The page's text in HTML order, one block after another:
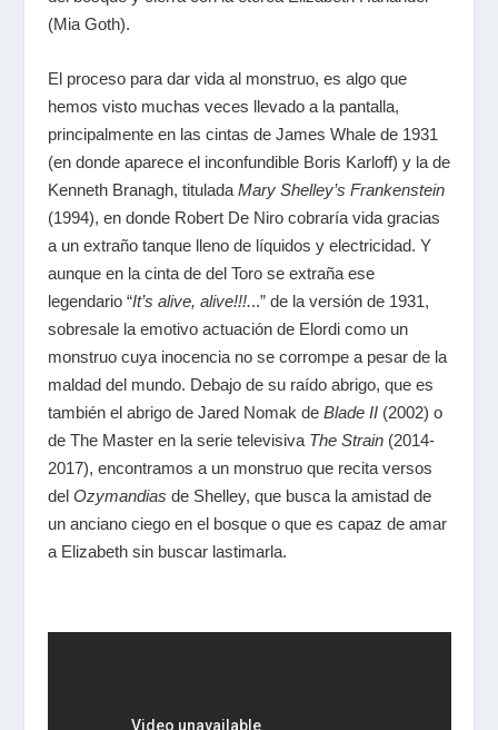
(Mia Goth).
El proceso para dar vida al monstruo, es algo que
hemos visto muchas veces llevado a la pantalla,
principalmente en las cintas de James Whale de 1931
(en donde aparece el inconfundible Boris Karloff) y la de
Kenneth Branagh, titulada Mary Shelley’s Frankenstein
(1994), en donde Robert De Niro cobraría vida gracias
a un extraño tanque lleno de líquidos y electricidad. Y
aunque en la cinta de del Toro se extraña ese
legendario “It’s alive, alive!!!...” de la versión de 1931,
sobresale la emotivo actuación de Elordi como un
monstruo cuya inocencia no se corrompe a pesar de la
maldad del mundo. Debajo de su raído abrigo, que es
también el abrigo de Jared Nomak de Blade II(2002) o
de The Master en la serie televisiva The Strain(2014-
2017), encontramos a un monstruo que recita versos
del Ozymandias de Shelley, que busca la amistad de
un anciano ciego en el bosque o que es capaz de amar
a Elizabeth sin buscar lastimarla.